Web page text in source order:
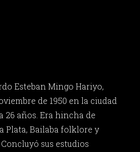
Esteban Mingo Hariyo,
de 1950 en la ciudad
26 años. Era hincha de
Plata, Bailaba folklore y
sus estudios